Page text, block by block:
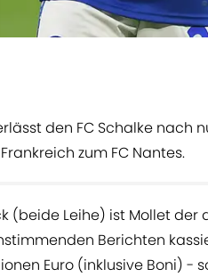
den FC Schalke nach
zum FC Nantes.
(beide Leihe) ist Mollet der
Berichten
Euro (inklusive Boni) -